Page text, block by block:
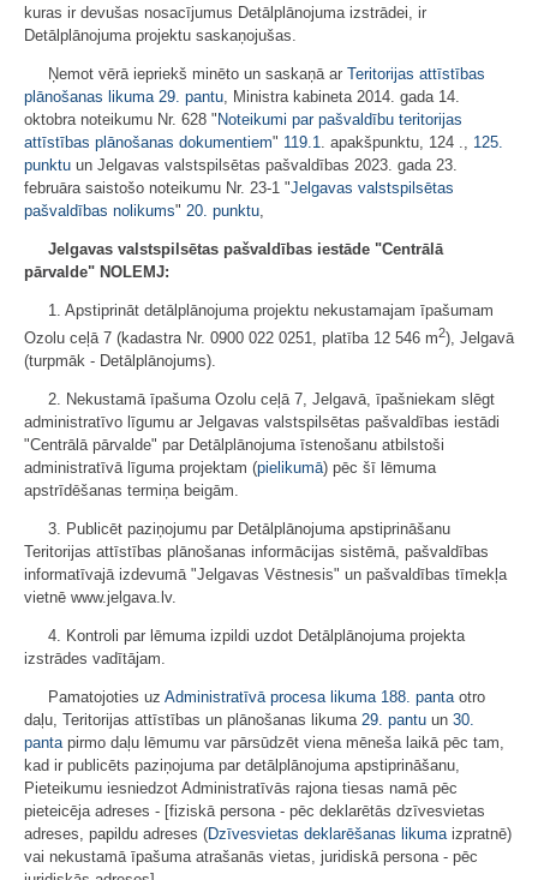
kuras ir devušas nosacījumus Detālplānojuma izstrādei, ir
Detālplānojuma projektu saskaņojušas.
Ņemot vērā iepriekš minēto un saskaņā ar Teritorijas attīstības
plānošanas likuma 29. pantu , Ministra kabineta 2014. gada 14.
oktobra noteikumu Nr. 628 "Noteikumi par pašvaldību teritorijas
attīstības plānošanas dokumentiem" 119.1 . apakšpunktu, 124 ., 125.
punktu un Jelgavas valstspilsētas pašvaldības 2023. gada 23.
februāra saistošo noteikumu Nr. 23-1 "Jelgavas valstspilsētas
pašvaldības nolikums" 20. punktu
Jelgavas valstspilsētas pašvaldības iestāde "Centrālā
pārvalde" NOLEMJ:
1. Apstiprināt detālplānojuma projektu nekustamajam īpašumam
Ozolu ceļā 7 (kadastra Nr. 0900 022 0251, platība 12 546 m2), Jelgavā
(turpmāk - Detālplānojums).
2. Nekustamā īpašuma Ozolu ceļā 7, Jelgavā, īpašniekam slēgt
administratīvo līgumu ar Jelgavas valstspilsētas pašvaldības iestādi
"Centrālā pārvalde" par Detālplānojuma īstenošanu atbilstoši
administratīvā līguma projektam (pielikumā) pēc šī lēmuma
apstrīdēšanas termiņa beigām.
3. Publicēt paziņojumu par Detālplānojuma apstiprināšanu
Teritorijas attīstības plānošanas informācijas sistēmā, pašvaldības
informatīvajā izdevumā "Jelgavas Vēstnesis" un pašvaldības tīmekļa
vietnē www.jelgava.lv.
4. Kontroli par lēmuma izpildi uzdot Detālplānojuma projekta
izstrādes vadītājam.
Pamatojoties uz Administratīvā procesa likuma 188. panta otro
daļu, Teritorijas attīstības un plānošanas likuma 29. pantu un 30.
panta pirmo daļu lēmumu var pārsūdzēt viena mēneša laikā pēc tam,
kad ir publicēts paziņojuma par detālplānojuma apstiprināšanu,
Pieteikumu iesniedzot Administratīvās rajona tiesas namā pēc
pieteicēja adreses - [fiziskā persona - pēc deklarētās dzīvesvietas
adreses, papildu adreses (Dzīvesvietas deklarēšanas likuma izpratnē)
vai nekustamā īpašuma atrašanās vietas, juridiskā persona - pēc